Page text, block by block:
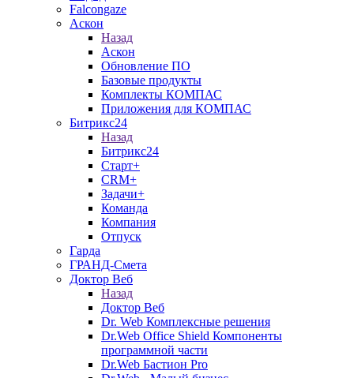
Falcongaze
Аскон
Назад
Аскон
Обновление ПО
Базовые продукты
Комплекты КОМПАС
Приложения для КОМПАС
Битрикс24
Назад
Битрикс24
Старт+
CRM+
Задачи+
Команда
Компания
Отпуск
Гарда
ГРАНД-Смета
Доктор Веб
Назад
Доктор Веб
Dr. Web Комплексные решения
Dr.Web Office Shield Компоненты
программной части
Dr.Web Бастион Pro